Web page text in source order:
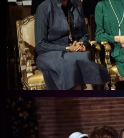
Vollbild